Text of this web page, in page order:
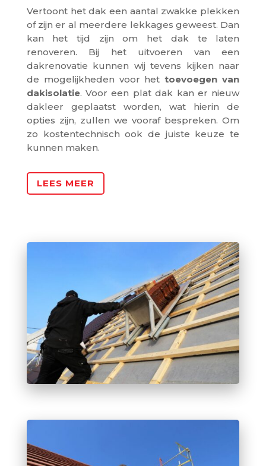
Vertoont het dak een aantal zwakke plekken
of zijn er al meerdere lekkages geweest. Dan
kan het tijd zijn om het dak te laten
renoveren. Bij het uitvoeren van een
dakrenovatie kunnen wij tevens kijken naar
de mogelijkheden voor hettoevoegen van
dakisolatie. Voor een plat dak kan er nieuw
dakleer geplaatst worden, wat hierin de
opties zijn, zullen we vooraf bespreken. Om
zo kostentechnisch ook de juiste keuze te
kunnen maken.
LEES MEER